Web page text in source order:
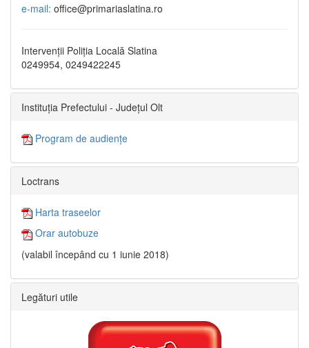
e-mail: office@primariaslatina.ro
Intervenții Poliția Locală Slatina
0249954, 0249422245
Instituția Prefectului - Județul Olt
Program de audiențe
Loctrans
Harta traseelor
Orar autobuze
(valabil începând cu 1 iunie 2018)
Legături utile